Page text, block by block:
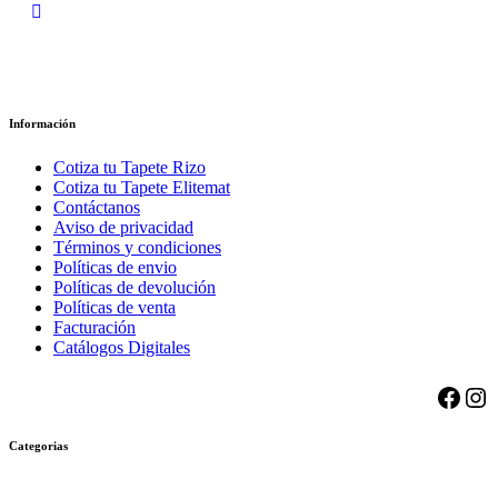
Información
Cotiza tu Tapete Rizo
Cotiza tu Tapete Elitemat
Contáctanos
Aviso de privacidad
Términos y condiciones
Políticas de envio
Políticas de devolución
Políticas de venta
Facturación
Catálogos Digitales
Categorias